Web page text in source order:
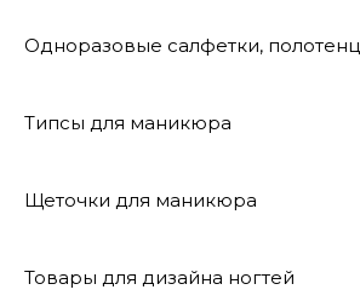
Одноразовые салфетки,
Типсы для маникюра
Щеточки для маникюра
Товары для дизайна ногтей